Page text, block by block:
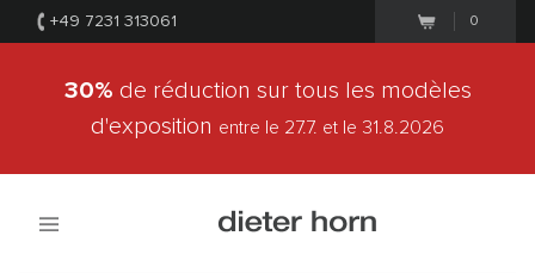
+49 7231 313061 0
30% de réduction sur tous les modèles
d'exposition entre le 27.7. et le 31.8.2026